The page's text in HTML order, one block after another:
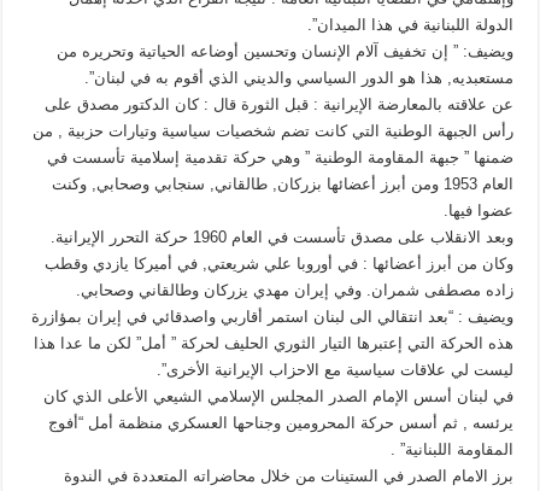
الدولة اللبنانية في هذا الميدان”.
ويضيف: ” إن تخفيف آلام الإنسان وتحسين أوضاعه الحياتية وتحريره من
مستعبديه, هذا هو الدور السياسي والديني الذي أقوم به في لبنان”.
عن علاقته بالمعارضة الإيرانية : قبل الثورة قال : كان الدكتور مصدق على
رأس الجبهة الوطنية التي كانت تضم شخصيات سياسية وتيارات حزبية , من
ضمنها ” جبهة المقاومة الوطنية ” وهي حركة تقدمية إسلامية تأسست في
العام 1953 ومن أبرز أعضائها بزركان, طالقاني, سنجابي وصحابي, وكنت
عضوا فيها.
وبعد الانقلاب على مصدق تأسست في العام 1960 حركة التحرر الإيرانية.
وكان من أبرز أعضائها : في أوروبا علي شريعتي, في أميركا يازدي وقطب
زاده مصطفى شمران. وفي إيران مهدي يزركان وطالقاني وصحابي.
ويضيف : “بعد انتقالي الى لبنان استمر أقاربي واصدقائي في إيران بمؤازرة
هذه الحركة التي إعتبرها التيار الثوري الحليف لحركة ” أمل” لكن ما عدا هذا
ليست لي علاقات سياسية مع الاحزاب الإيرانية الأخرى”.
في لبنان أسس الإمام الصدر المجلس الإسلامي الشيعي الأعلى الذي كان
يرئسه , ثم أسس حركة المحرومين وجناحها العسكري منظمة أمل “أفوج
المقاومة اللبنانية” .
برز الامام الصدر في الستينات من خلال محاضراته المتعددة في الندوة